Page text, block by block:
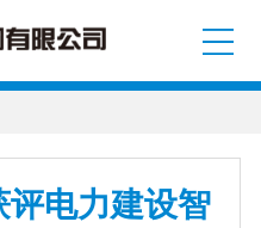
评电力建设智